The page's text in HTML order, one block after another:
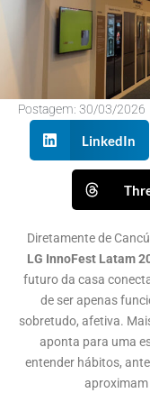
Postagem: 30/03/2026
LinkedIn
Diretamente de
LG InnoFest Latam
futuro da casa
de ser apenas
sobretudo, afetiva.
aponta para uma
entender hábitos,
aproximam